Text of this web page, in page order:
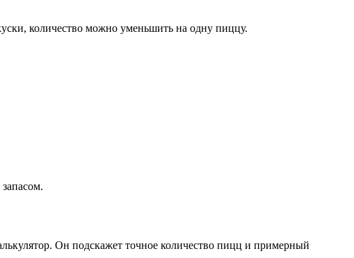
количество можно уменьшить на одну пиццу.
Он подскажет точное количество пицц и примерный